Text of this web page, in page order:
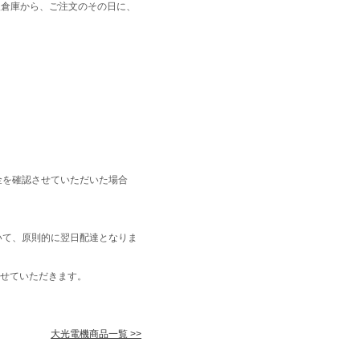
から、ご注文のその日に、
確認させていただいた場合
、原則的に翌日配達となりま
ていただきます。
大光電機商品一覧 >>